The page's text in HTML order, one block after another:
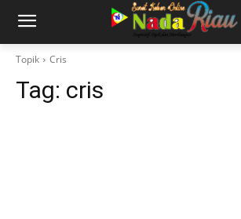
Topik Cris
Tag: cris